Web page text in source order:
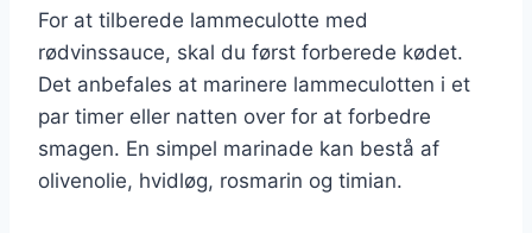
For at tilberede lammeculotte med
rødvinssauce, skal du først forberede kødet.
Det anbefales at marinere lammeculotten i et
par timer eller natten over for at forbedre
smagen. En simpel marinade kan bestå af
olivenolie, hvidløg, rosmarin og timian.